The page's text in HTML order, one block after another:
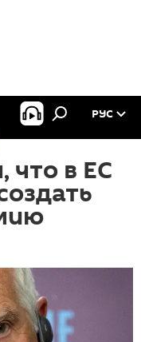
РУС
что в ЕС